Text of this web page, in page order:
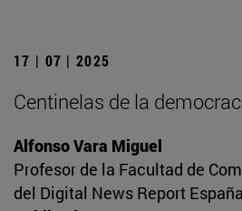
17 | 07 | 2025
Centinelas de la
Alfonso Vara Miguel
Profesor de la Facultad de
del Digital News Report España